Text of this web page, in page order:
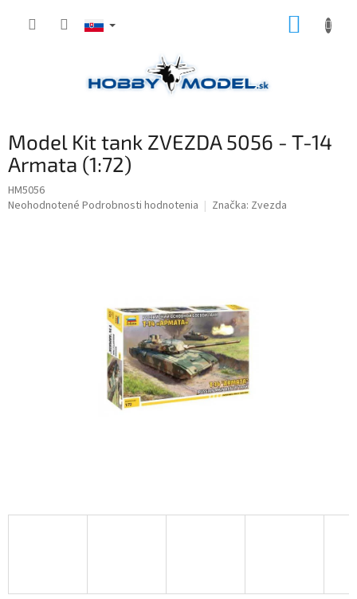
Model Kit tank ZVEZDA 5056 - T-14
Armata (1:72)
HM5056
Priemerné
Neohodnotené Podrobnosti hodnotenia Značka: Zvezda